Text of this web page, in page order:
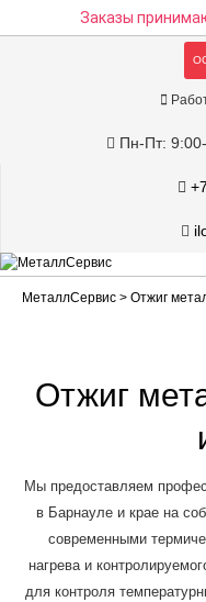
Заказы
Пн-Пт:
МеталлСервис > Отжиг
Отжиг
Мы предоставляем
в Барнауле и крае на
современными
нагрева и
для контроля